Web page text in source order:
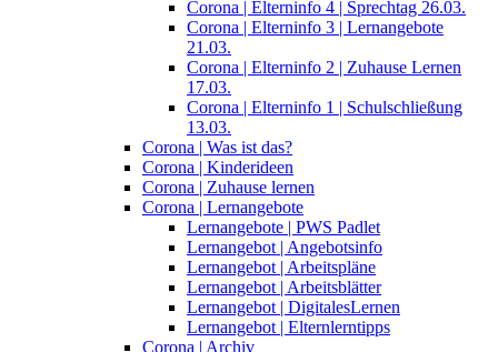
Corona | Elterninfo 4 | Sprechtag 26.03.
Corona | Elterninfo 3 | Lernangebote
21.03.
Corona | Elterninfo 2 | Zuhause Lernen
17.03.
Corona | Elterninfo 1 | Schulschließung
13.03.
Corona | Was ist das?
Corona | Kinderideen
Corona | Zuhause lernen
Corona | Lernangebote
Lernangebote | PWS Padlet
Lernangebot | Angebotsinfo
Lernangebot | Arbeitspläne
Lernangebot | Arbeitsblätter
Lernangebot | DigitalesLernen
Lernangebot | Elternlerntipps
Corona | Archiv